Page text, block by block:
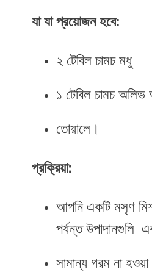
যা যা প্রয়োজন হবে:
২ টেবিল চামচ মধু
১ টেবিল চামচ অলিভ
তোয়ালে।
প্রক্রিয়া:
আপনি একটি মসৃণ
পর্যন্ত উপাদানগুলি
সামান্য গরম না হওয়া